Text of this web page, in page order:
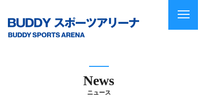
News
ニュース